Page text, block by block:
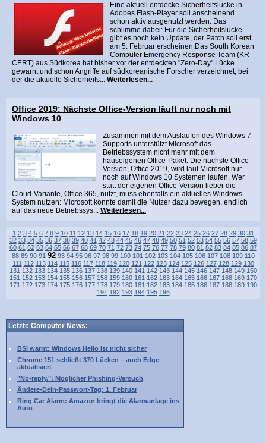
Eine aktuell entdecke Sicherheitslücke in
Adobes Flash-Player soll anscheinend
schon aktiv ausgenutzt werden. Das
schlimme dabei: Für die Sicherheitslücke
gibt es noch kein Update, der Patch soll erst
am 5. Februar erscheinen.Das South Korean
Computer Emergency Response Team (KR-
CERT) aus Südkorea hat bisher vor der entdeckten "Zero-Day" Lücke
gewarnt und schon Angriffe auf südkoreanische Forscher verzeichnet, bei
der die aktuelle Sicherheits... Weiterlesen...
Office 2019: Nächste Office-Version läuft nur noch mit
Windows 10
Zusammen mit dem Auslaufen des Windows 7
Supports unterstützt Microsoft das
Betriebssystem nicht mehr mit dem
hauseigenen Office-Paket: Die nächste Office
Version, Office 2019, wird laut Microsoft nur
noch auf Windows 10 Systemen laufen. Wer
statt der eigenen Office-Version lieber die
Cloud-Variante, Office 365, nutzt, muss ebenfalls ein aktuelles Windows
System nutzen: Microsoft könnte damit die Nutzer dazu bewegen, endlich
auf das neue Betriebssys... Weiterlesen...
1 2 3 4 5 6 7 8 9 10 11 12 13 14 15 16 17 18 19 20 21 22 23 24 25 26 27 28 29 30 31
32 33 34 35 36 37 38 39 40 41 42 43 44 45 46 47 48 49 50 51 52 53 54 55 56 57 58 59
60 61 62 63 64 65 66 67 68 69 70 71 72 73 74 75 76 77 78 79 80 81 82 83 84 85 86 87
88 89 90 91 92 93 94 95 96 97 98 99 100 101 102 103 104 105 106 107 108 109 110
111 112 113 114 115 116 117 118 119 120 121 122 123 124 125 126 127 128 129 130
131 132 133 134 135 136 137 138 139 140 141 142 143 144 145 146 147 148 149 150
151 152 153 154 155 156 157 158 159 160 161 162 163 164 165 166 167 168 169 170
171 172 173 174 175 176 177 178 179 180 181 182 183 184 185 186 187 188 189 190
191 192 193 194 195 196
Letzte Computer News:
BSI warnt: Windows Hello ist nicht sicher
Chrome 151 schließt 370 Lücken – auch Edge
aktualisiert
"No-reply.": Möglicher Phishing-Versuch
Ändere-Dein-Passwort-Tag: 1. Februar
Ring Car Alarm: Amazon bringt die Alarmanlage ins
Auto